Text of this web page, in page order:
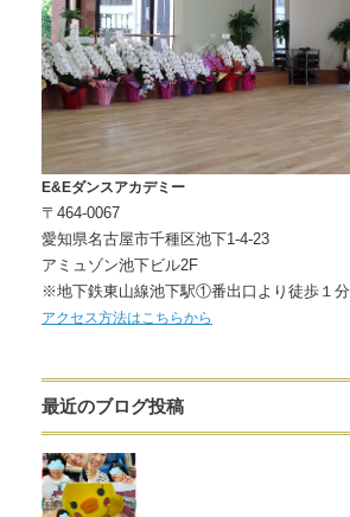
E&Eダンスアカデミー
〒464-0067
愛知県名古屋市千種区池下1-4-23
アミュゾン池下ビル2F
※地下鉄東山線池下駅①番出口より徒歩１分
アクセス方法はこちらから
最近のブログ投稿